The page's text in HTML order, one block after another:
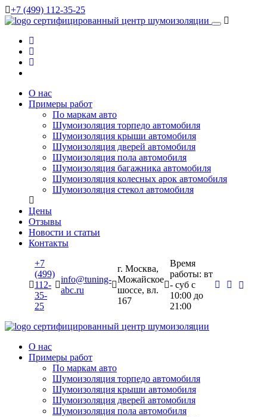
+7 (499) 112-35-25
сертифицированный центр шумоизоляции
О нас
Примеры работ
По маркам авто
Шумоизоляция торпедо автомобиля
Шумоизоляция крыши автомобиля
Шумоизоляция дверей автомобиля
Шумоизоляция пола автомобиля
Шумоизоляция багажника автомобиля
Шумоизоляция колесных арок автомобиля
Шумоизоляция стекол автомобиля
Цены
Отзывы
Новости и статьи
Контакты
+7
(499)
112-
35-
25
info@tuning-
abc.ru
г. Москва,
Можайское
шоссе, вл.
167
Время
работы: вт
- суб c
10:00 до
21:00
сертифицированный центр шумоизоляции
О нас
Примеры работ
По маркам авто
Шумоизоляция торпедо автомобиля
Шумоизоляция крыши автомобиля
Шумоизоляция дверей автомобиля
Шумоизоляция пола автомобиля